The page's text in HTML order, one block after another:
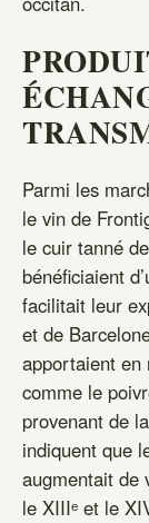
Parmi les
le vin de
le cuir tanné
bénéficiaient
facilitait leur
et de
apportaient en
comme le
provenant de
indiquent que
augmentait de
le XIIIᵉ et le